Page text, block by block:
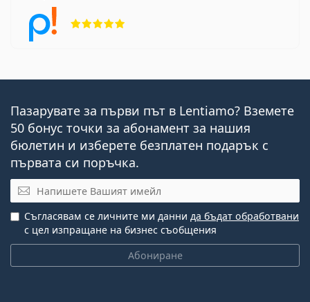
Пазарувате за първи път в Lentiamo? Вземете
50 бонус точки за абонамент за нашия
бюлетин и изберете безплатен подарък с
първата си поръчка.
Имейл
Абониране
Съгласявам се личните ми данни да бъдат обработвани
с цел изпращане на бизнес съобщения